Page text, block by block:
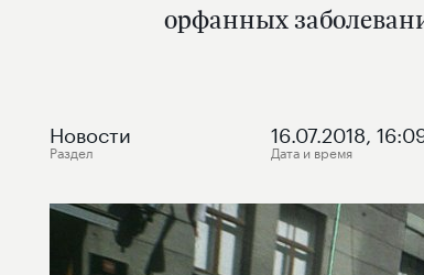
орфанных
Новости
Раздел
16.07.2018,
Дата и время